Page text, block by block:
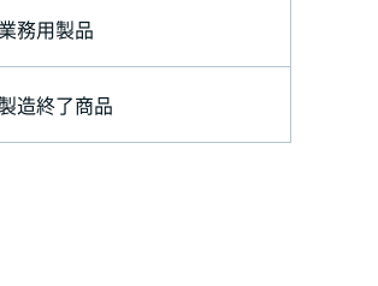
業務用製品
製造終了商品